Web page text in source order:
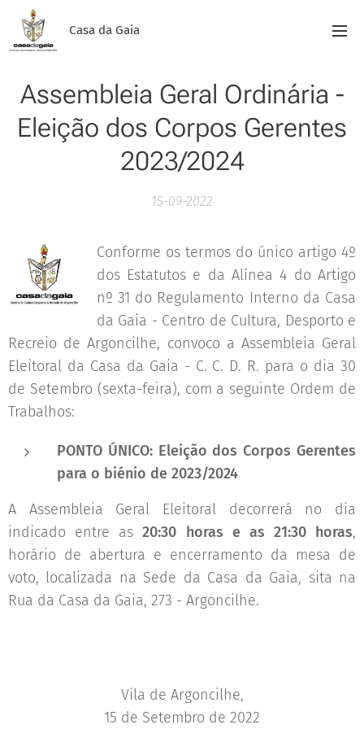
Casa da Gaia
Assembleia Geral Ordinária -
Eleição dos Corpos Gerentes
2023/2024
15-09-2022
Conforme os termos do único artigo 4º
dos Estatutos e da Alínea 4 do Artigo
nº 31 do Regulamento Interno da Casa
da Gaia - Centro de Cultura, Desporto e
Recreio de Argoncilhe, convoco a Assembleia Geral
Eleitoral da Casa da Gaia - C. C. D. R. para o dia 30
de Setembro (sexta-feira), com a seguinte Ordem de
Trabalhos:
PONTO ÚNICO: Eleição dos Corpos Gerentes
para o biénio de 2023/2024
A Assembleia Geral Eleitoral decorrerá no dia
indicado entre as20:30 horas e as 21:30 horas,
horário de abertura e encerramento da mesa de
voto, localizada na Sede da Casa da Gaia, sita na
Rua da Casa da Gaia, 273 - Argoncilhe.
Vila de Argoncilhe,
15 de Setembro de 2022